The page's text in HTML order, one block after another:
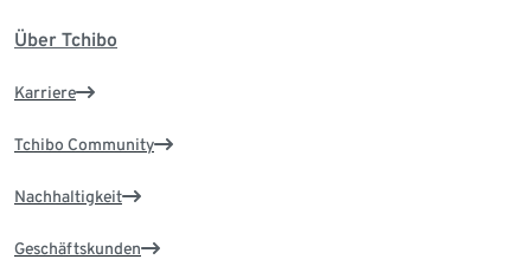
Über Tchibo
Karriere
Tchibo Community
Nachhaltigkeit
Geschäftskunden